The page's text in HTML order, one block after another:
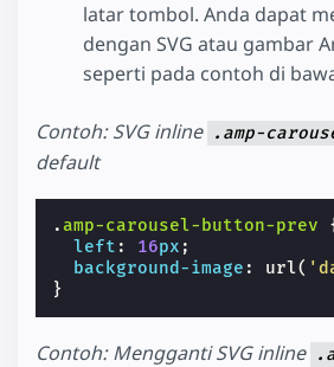
latar tombol. Anda dapat
dengan SVG atau gambar
seperti pada contoh di
Contoh: SVG inline .amp-
default
.amp-carousel-button-prev
left : 16px ;
background-image : url(
}
Contoh: Mengganti SVG inline